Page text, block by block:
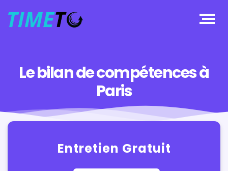
Le bilan de compétences à
Paris
Entretien Gratuit